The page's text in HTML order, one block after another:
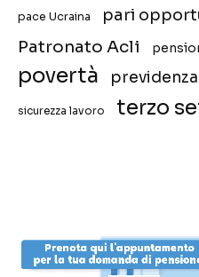
pace Ucraina pari
Patronato Acli
povertà previdenza
sicurezza lavoro terzo